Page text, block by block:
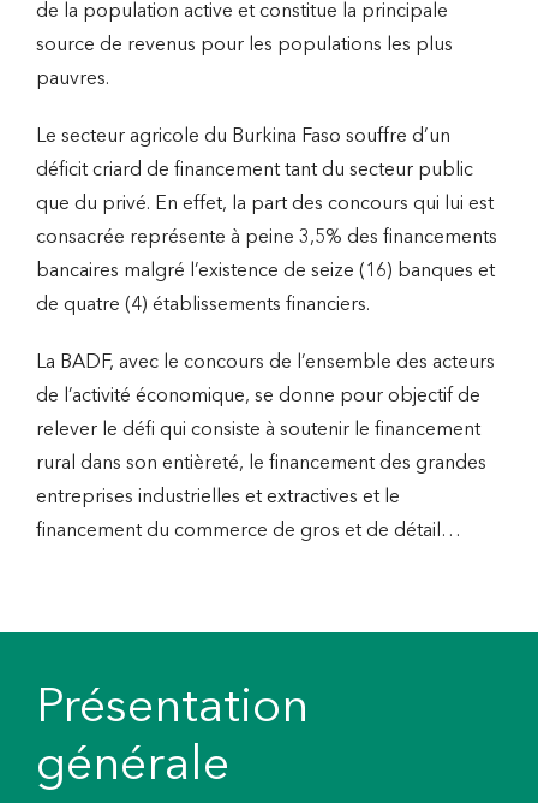
de la population active et constitue la principale
source de revenus pour les populations les plus
pauvres.
Le secteur agricole du Burkina Faso souffre d’un
déficit criard de financement tant du secteur public
que du privé. En effet, la part des concours qui lui est
consacrée représente à peine 3,5% des financements
bancaires malgré l’existence de seize (16) banques et
de quatre (4) établissements financiers.
La BADF, avec le concours de l’ensemble des acteurs
de l’activité économique, se donne pour objectif de
relever le défi qui consiste à soutenir le financement
rural dans son entièreté, le financement des grandes
entreprises industrielles et extractives et le
financement du commerce de gros et de détail…
Présentation
générale